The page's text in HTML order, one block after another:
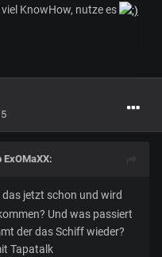
KnowHow, nutze es
jetzt schon und wird
Und was passiert
der das Schiff wieder?
Tapatalk